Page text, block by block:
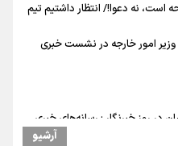
است، نه دعوا!/ انتظار داشتیم تیم
امور خارجه در نشست خبری
در روز خبرنگار : رسانه‌های خبری
آرشیو